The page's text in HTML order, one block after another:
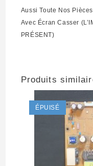
Aussi Toute Nos
Avec Écran Casser
PRÉSENT)
Produits
ÉPUISÉ